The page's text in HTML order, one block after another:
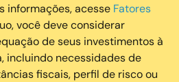
informações, acesse Fatores
você deve considerar
de seus investimentos à
incluindo necessidades de
fiscais, perfil de risco ou